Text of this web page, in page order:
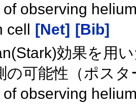
observing
cell
[Net]
[Bib]
効果を用
の可能性（ポス
observing